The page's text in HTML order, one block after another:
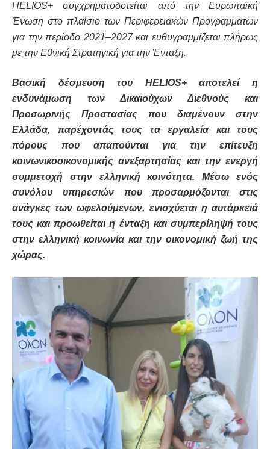
HELIOS+ συγχρηματοδοτείται από την Ευρωπαϊκή
Ένωση στο πλαίσιο των Περιφερειακών Προγραμμάτων
για την περίοδο 2021–2027 και ευθυγραμμίζεται πλήρως
με την Εθνική Στρατηγική για την Ένταξη.
Βασική δέσμευση του HELIOS+ αποτελεί η
ενδυνάμωση των Δικαιούχων Διεθνούς και
Προσωρινής Προστασίας που διαμένουν στην
Ελλάδα, παρέχοντάς τους τα εργαλεία και τους
πόρους που απαιτούνται για την επίτευξη
κοινωνικοοικονομικής ανεξαρτησίας και την ενεργή
συμμετοχή στην ελληνική κοινότητα. Μέσω ενός
συνόλου υπηρεσιών που προσαρμόζονται στις
ανάγκες των ωφελούμενων, ενισχύεται η αυτάρκειά
τους και προωθείται η ένταξη και συμπερίληψή τους
στην ελληνική κοινωνία και την οικονομική ζωή της
χώρας.